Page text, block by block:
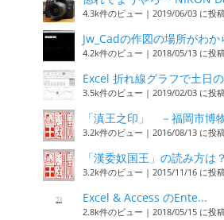
4.3k件のビュー | 2019/06/03 に投
Jw_Cadの作図の場所がわか
4.2k件のビュー | 2018/05/13 に投
Excel 折れ線グラフで土日
3.5k件のビュー | 2019/02/03 に投
「滇王之印」 －福岡市博
3.2k件のビュー | 2016/08/13 に投
「漢委奴国王」の読み方は？
3.2k件のビュー | 2015/11/16 に投
Excel & Access のEnte...
2.8k件のビュー | 2018/05/15 に投